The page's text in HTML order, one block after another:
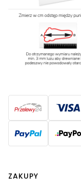
Linki w stopce
ZAKUPY